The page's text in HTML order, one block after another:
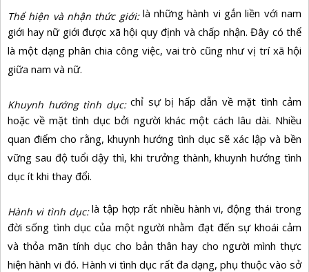
Thể hiện và nhận thức giới: là những hành vi gắn liền với nam
giới hay nữ giới được xã hội quy định và chấp nhận. Đây có thể
là một dạng phân chia công việc, vai trò cũng như vị trí xã hội
giữa nam và nữ.
Khuynh hướng tình dục: chỉ sự bị hấp dẫn về mặt tình cảm
hoặc về mặt tình dục bởi người khác một cách lâu dài. Nhiều
quan điểm cho rằng, khuynh hướng tình dục sẽ xác lập và bền
vững sau độ tuổi dậy thì, khi trưởng thành, khuynh hướng tình
dục ít khi thay đổi.
Hành vi tình dục: là tập hợp rất nhiều hành vi, động thái trong
đời sống tình dục của một người nhằm đạt đến sự khoái cảm
và thỏa mãn tính dục cho bản thân hay cho người mình thực
hiện hành vi đó. Hành vi tình dục rất đa dạng, phụ thuộc vào sở